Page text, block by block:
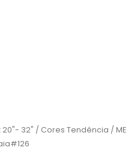
20"- 32" / Cores Tendência / ME